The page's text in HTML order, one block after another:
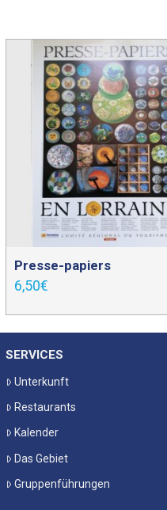
Presse-papiers
6,50€
SERVICES
Unterkunft
Restaurants
Kalender
Das Gebiet
Gruppenführungen